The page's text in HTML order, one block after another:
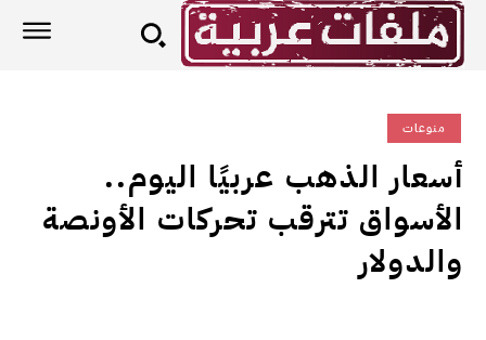
منوعات
أسعار الذهب عربيًا اليوم..
الأسواق تترقب تحركات الأونصة
والدولار